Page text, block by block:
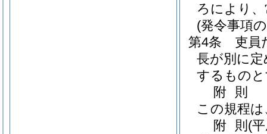
ろにより
(発令事項
第4条
吏員
長が別に
するもの
附 則
この規程
附 則 (